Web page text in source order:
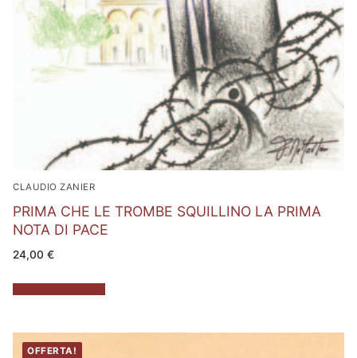
CLAUDIO ZANIER
PRIMA CHE LE TROMBE SQUILLINO LA PRIMA
NOTA DI PACE
24,00 €
OFFERTA!